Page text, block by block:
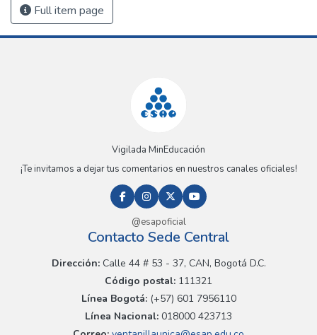
Full item page
Vigilada MinEducación
¡Te invitamos a dejar tus comentarios en nuestros canales oficiales!
@esapoficial
Contacto Sede Central
Dirección:Calle 44 # 53 - 37, CAN, Bogotá D.C.
Código postal: 111321
Línea Bogotá:(+57) 601 7956110
Línea Nacional: 018000 423713